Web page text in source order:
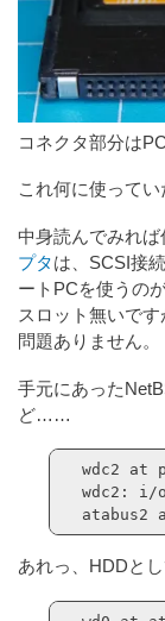
コネクタ部分は
これ何に使ってい
中身読んでみれば
プタは、SCSI接
ートPCを使うの
スロット無いで
問題ありません。
手元にあった
ど……
wdc2 at
wdc2: i/o
atabus2
あれっ、HDDと